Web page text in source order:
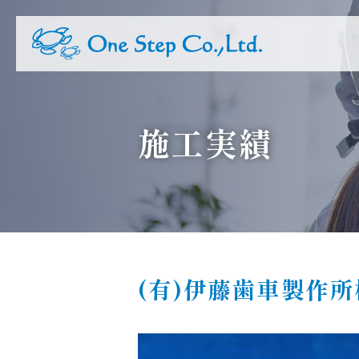
施工実績
(有)伊藤歯車製作